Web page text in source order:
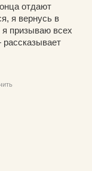
отдают
я вернусь в
призываю всех